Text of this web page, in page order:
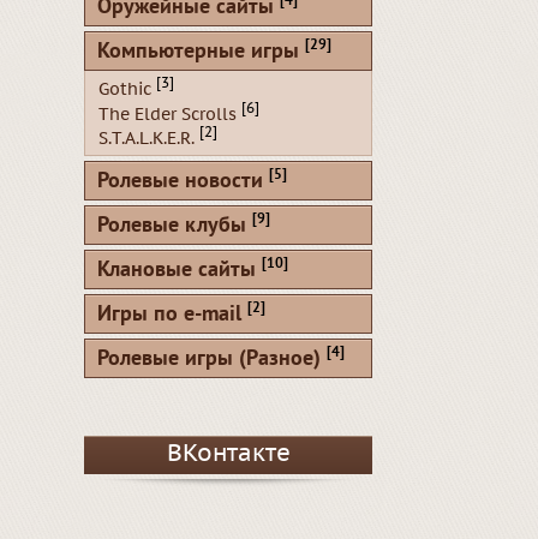
Оружейные сайты
Компьютерные игры [29]
Gothic [3]
The Elder Scrolls [6]
S.T.A.L.K.E.R. [2]
Ролевые новости [5]
Ролевые клубы [9]
Клановые сайты [10]
Игры по e-mail [2]
Ролевые игры (Разное) [4]
ВКонтакте